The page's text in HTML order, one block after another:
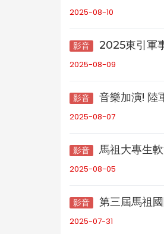
2025-08-10
影音 2025東引軍
2025-08-09
影音 音樂加演! 陸
2025-08-07
影音 馬祖大專生
2025-08-05
影音 第三屆馬祖
2025-07-31